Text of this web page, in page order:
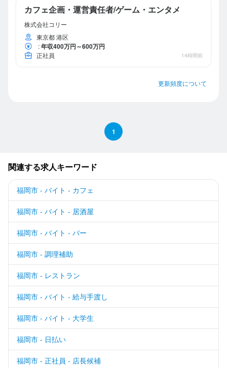
カフェ企画・運営責任者/ゲーム・エンタメ
株式会社コリー
東京都 港区
:年収400万円～600万円
正社員 14時間前
更新頻度について
1
関連する求人キーワード
福岡市 - バイト - カフェ
福岡市 - バイト - 居酒屋
福岡市 - バイト - バー
福岡市 - 調理補助
福岡市 - レストラン
福岡市 - バイト - 給与手渡し
福岡市 - バイト - 大学生
福岡市 - 日払い
福岡市 - 正社員 - 店長候補